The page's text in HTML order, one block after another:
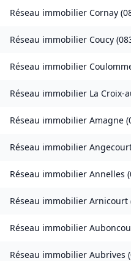
Réseau immobilier Cornay (
Réseau immobilier Coucy (
Réseau immobilier
Réseau immobilier La Croix-
Réseau immobilier Amagne (
Réseau immobilier
Réseau immobilier Annelles (
Réseau immobilier Arnicourt
Réseau immobilier
Réseau immobilier Aubrives (